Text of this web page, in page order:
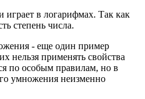
играет в логарифмах. Так как
степень числа.
- еще один пример
нельзя применять свойства
по особым правилам, но в
умножения неизменно